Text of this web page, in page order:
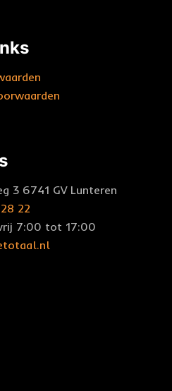
3 6741 GV Lunteren
22
7:00 tot 17:00